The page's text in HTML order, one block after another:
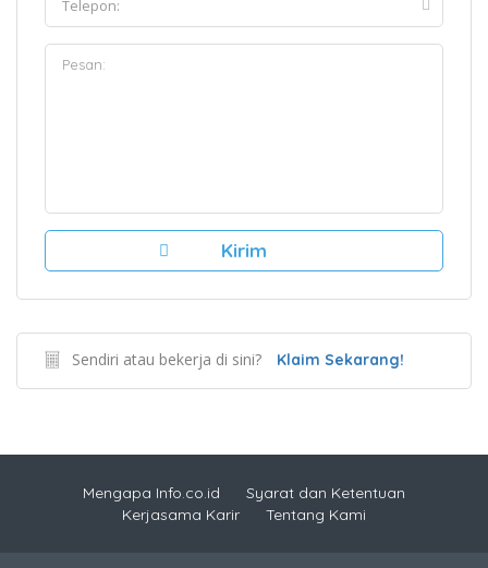
Sendiri atau bekerja di sini? Klaim Sekarang!
Mengapa Info.co.id
Syarat dan Ketentuan
Kerjasama Karir
Tentang Kami